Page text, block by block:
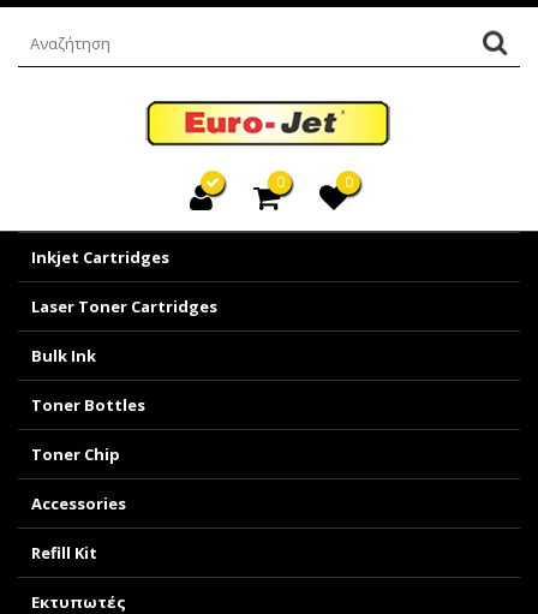
0 0
Inkjet Cartridges
Laser Toner Cartridges
Bulk Ink
Toner Bottles
Toner Chip
Accessories
Refill Kit
Εκτυπωτές